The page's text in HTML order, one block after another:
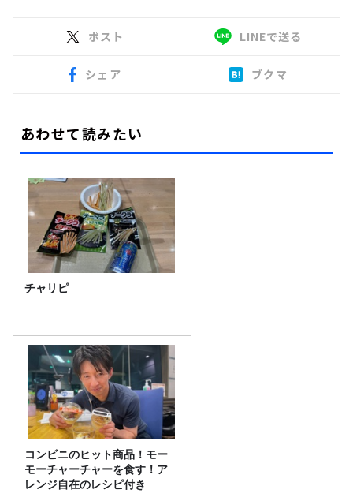
ポスト LINEで送る
シェア ブクマ
あわせて読みたい
チャリピ
コンビニのヒット商品！モー
モーチャーチャーを食す！ア
レンジ自在のレシピ付き